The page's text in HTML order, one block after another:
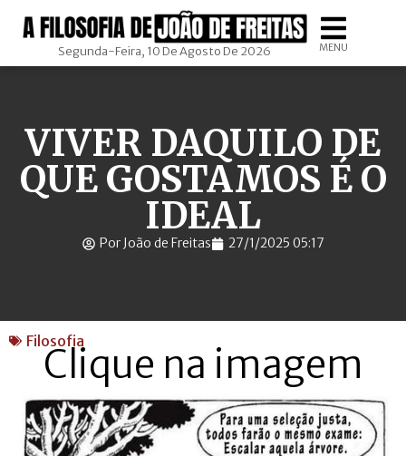
Segunda-Feira, 10 De Agosto De 2026 MENU
VIVER DAQUILO DE
QUE GOSTAMOS É O
IDEAL
Por João de Freitas 27/1/2025 05:17
Filosofia
Clique na imagem